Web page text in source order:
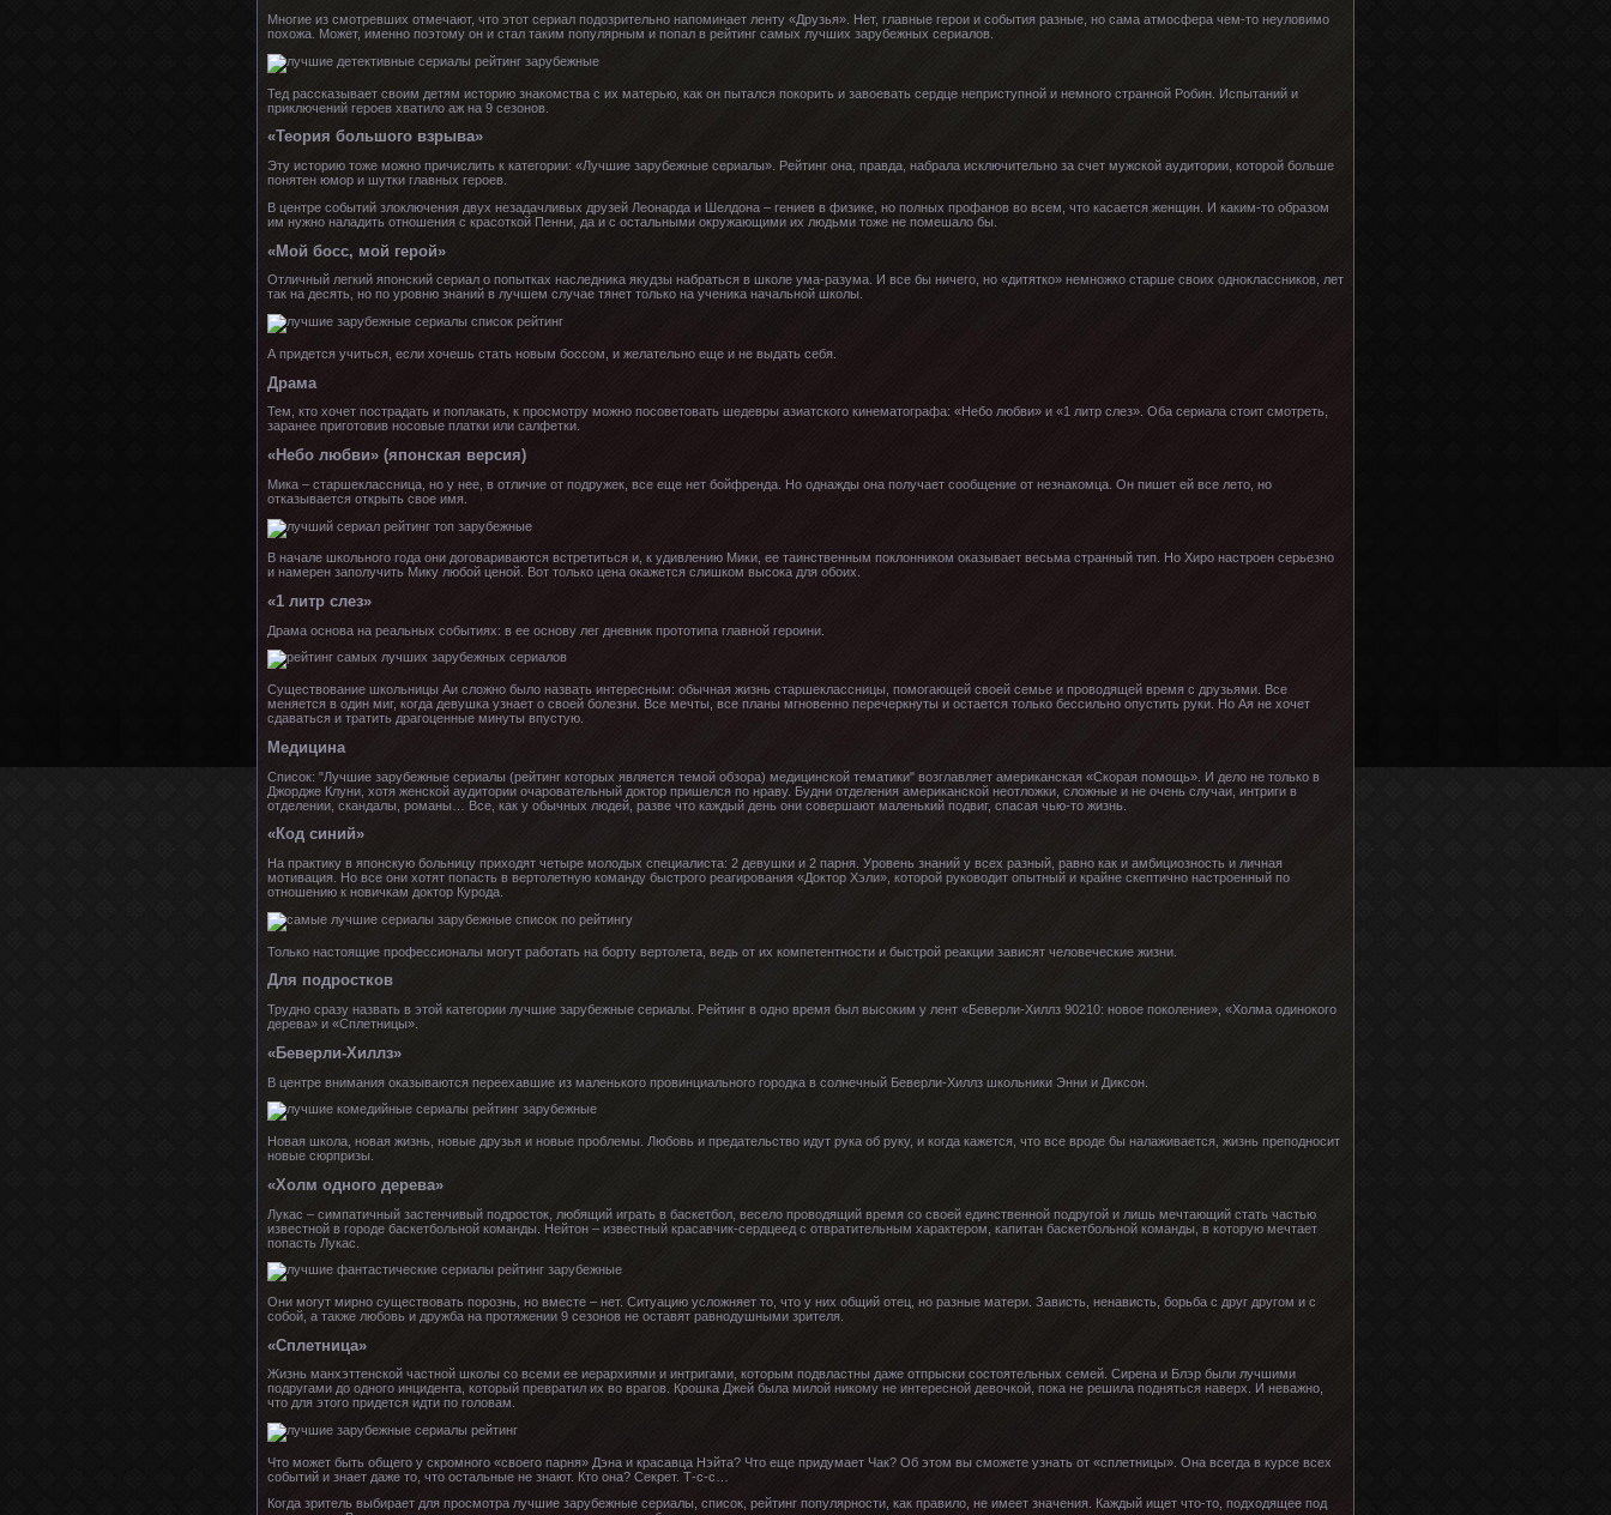
Многие из смотревших отмечают, что этот сериал подозрительно напоминает ленту «Друзья». Нет, главные герои и события разные, но сама атмосфера чем-то неуловимо
похожа. Может, именно поэтому он и стал таким популярным и попал в рейтинг самых лучших зарубежных сериалов.
Тед рассказывает своим детям историю знакомства с их матерью, как он пытался покорить и завоевать сердце неприступной и немного странной Робин. Испытаний и
приключений героев хватило аж на 9 сезонов.
«Теория большого взрыва»
Эту историю тоже можно причислить к категории: «Лучшие зарубежные сериалы». Рейтинг она, правда, набрала исключительно за счет мужской аудитории, которой больше
понятен юмор и шутки главных героев.
В центре событий злоключения двух незадачливых друзей Леонарда и Шелдона – гениев в физике, но полных профанов во всем, что касается женщин. И каким-то образом
им нужно наладить отношения с красоткой Пенни, да и с остальными окружающими их людьми тоже не помешало бы.
«Мой босс, мой герой»
Отличный легкий японский сериал о попытках наследника якудзы набраться в школе ума-разума. И все бы ничего, но «дитятко» немножко старше своих одноклассников, лет
так на десять, но по уровню знаний в лучшем случае тянет только на ученика начальной школы.
А придется учиться, если хочешь стать новым боссом, и желательно еще и не выдать себя.
Драма
Тем, кто хочет пострадать и поплакать, к просмотру можно посоветовать шедевры азиатского кинематографа: «Небо любви» и «1 литр слез». Оба сериала стоит смотреть,
заранее приготовив носовые платки или салфетки.
«Небо любви» (японская версия)
Мика – старшеклассница, но у нее, в отличие от подружек, все еще нет бойфренда. Но однажды она получает сообщение от незнакомца. Он пишет ей все лето, но
отказывается открыть свое имя.
В начале школьного года они договариваются встретиться и, к удивлению Мики, ее таинственным поклонником оказывает весьма странный тип. Но Хиро настроен серьезно
и намерен заполучить Мику любой ценой. Вот только цена окажется слишком высока для обоих.
«1 литр слез»
Драма основа на реальных событиях: в ее основу лег дневник прототипа главной героини.
Существование школьницы Аи сложно было назвать интересным: обычная жизнь старшеклассницы, помогающей своей семье и проводящей время с друзьями. Все
меняется в один миг, когда девушка узнает о своей болезни. Все мечты, все планы мгновенно перечеркнуты и остается только бессильно опустить руки. Но Ая не хочет
сдаваться и тратить драгоценные минуты впустую.
Медицина
Список: "Лучшие зарубежные сериалы (рейтинг которых является темой обзора) медицинской тематики" возглавляет американская «Скорая помощь». И дело не только в
Джордже Клуни, хотя женской аудитории очаровательный доктор пришелся по нраву. Будни отделения американской неотложки, сложные и не очень случаи, интриги в
отделении, скандалы, романы… Все, как у обычных людей, разве что каждый день они совершают маленький подвиг, спасая чью-то жизнь.
«Код синий»
На практику в японскую больницу приходят четыре молодых специалиста: 2 девушки и 2 парня. Уровень знаний у всех разный, равно как и амбициозность и личная
мотивация. Но все они хотят попасть в вертолетную команду быстрого реагирования «Доктор Хэли», которой руководит опытный и крайне скептично настроенный по
отношению к новичкам доктор Курода.
Только настоящие профессионалы могут работать на борту вертолета, ведь от их компетентности и быстрой реакции зависят человеческие жизни.
Для подростков
Трудно сразу назвать в этой категории лучшие зарубежные сериалы. Рейтинг в одно время был высоким у лент «Беверли-Хиллз 90210: новое поколение», «Холма одинокого
дерева» и «Сплетницы».
«Беверли-Хиллз»
В центре внимания оказываются переехавшие из маленького провинциального городка в солнечный Беверли-Хиллз школьники Энни и Диксон.
Новая школа, новая жизнь, новые друзья и новые проблемы. Любовь и предательство идут рука об руку, и когда кажется, что все вроде бы налаживается, жизнь преподносит
новые сюрпризы.
«Холм одного дерева»
Лукас – симпатичный застенчивый подросток, любящий играть в баскетбол, весело проводящий время со своей единственной подругой и лишь мечтающий стать частью
известной в городе баскетбольной команды. Нейтон – известный красавчик-сердцеед с отвратительным характером, капитан баскетбольной команды, в которую мечтает
попасть Лукас.
Они могут мирно существовать порознь, но вместе – нет. Ситуацию усложняет то, что у них общий отец, но разные матери. Зависть, ненависть, борьба с друг другом и с
собой, а также любовь и дружба на протяжении 9 сезонов не оставят равнодушными зрителя.
«Сплетница»
Жизнь манхэттенской частной школы со всеми ее иерархиями и интригами, которым подвластны даже отпрыски состоятельных семей. Сирена и Блэр были лучшими
подругами до одного инцидента, который превратил их во врагов. Крошка Джей была милой никому не интересной девочкой, пока не решила подняться наверх. И неважно,
что для этого придется идти по головам.
Что может быть общего у скромного «своего парня» Дэна и красавца Нэйта? Что еще придумает Чак? Об этом вы сможете узнать от «сплетницы». Она всегда в курсе всех
событий и знает даже то, что остальные не знают. Кто она? Секрет. Т-с-с…
Когда зритель выбирает для просмотра лучшие зарубежные сериалы, список, рейтинг популярности, как правило, не имеет значения. Каждый ищет что-то, подходящее под